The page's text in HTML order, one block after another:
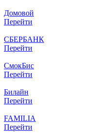
Домовой
Перейти
СБЕРБАНК
Перейти
СмокБис
Перейти
Билайн
Перейти
FAMILIA
Перейти